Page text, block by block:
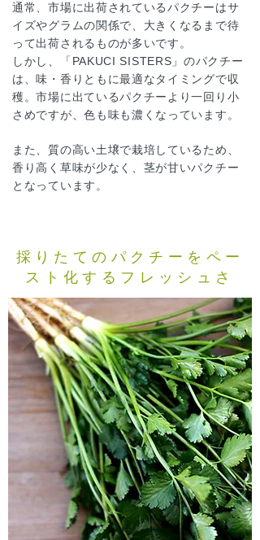
通常、市場に出荷されているパクチーはサ
イズやグラムの関係で、大きくなるまで待
って出荷されるものが多いです。
しかし、
「PAKUCI SISTERS」のパクチー
は、味・香りともに最適なタイミングで収
穫。市場に出ているパクチーより一回り小
さめですが、色も味も濃くなっています。
また、質の高い土壌で栽培しているため、
香り高く草味が少なく、茎が甘いパクチー
となっています。
採りたてのパクチーをペー
スト化するフレッシュさ